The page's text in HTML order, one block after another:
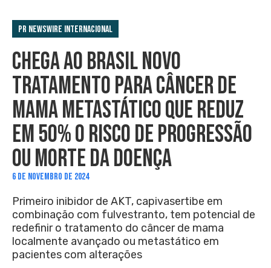
PR Newswire Internacional
CHEGA AO BRASIL NOVO
TRATAMENTO PARA CÂNCER DE
MAMA METASTÁTICO QUE REDUZ
EM 50% O RISCO DE PROGRESSÃO
OU MORTE DA DOENÇA
6 DE NOVEMBRO DE 2024
Primeiro inibidor de AKT, capivasertibe em
combinação com fulvestranto, tem potencial de
redefinir o tratamento do câncer de mama
localmente avançado ou metastático em
pacientes com alterações